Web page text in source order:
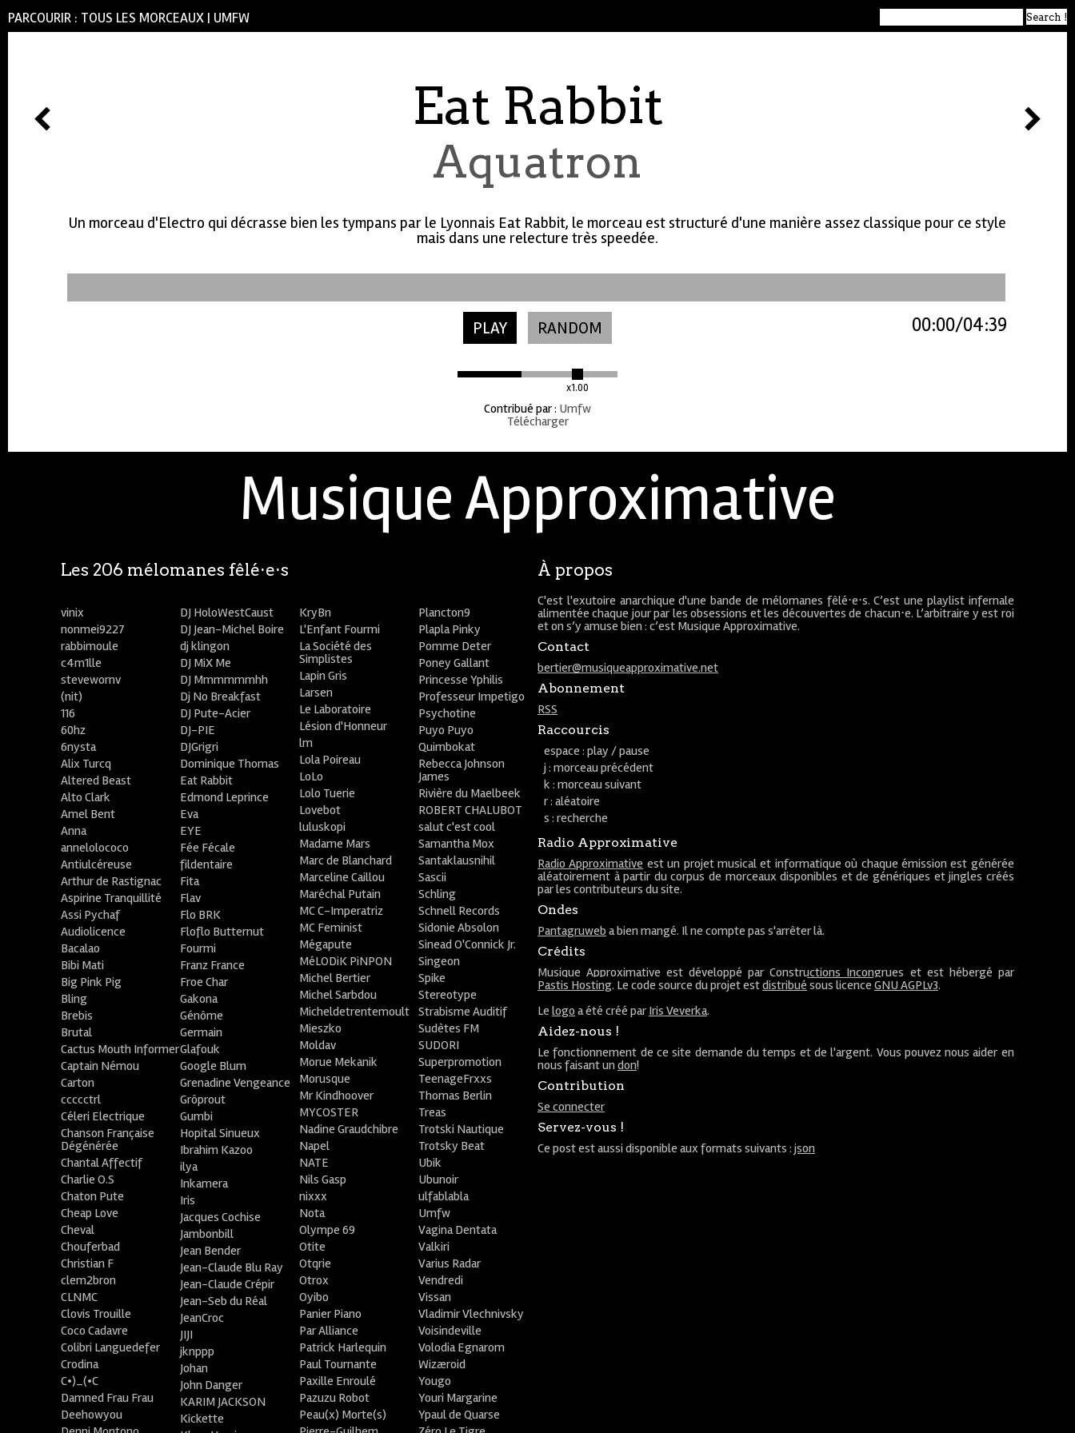
PARCOURIR : TOUS LES MORCEAUX | UMFW
Eat Rabbit
Aquatron
Un morceau d'Electro qui décrasse bien les tympans par le Lyonnais Eat Rabbit, le morceau est structuré d'une manière assez classique pour ce style
mais dans une relecture très speedée.
PLAY RANDOM
x1.00
04:39
00:00
Contribué par: Umfw
Télécharger
Musique Approximative
À propos
C'est l'exutoire anarchique d'une bande de mélomanes fêlé⋅e⋅s. C’est une playlist infernale
alimentée chaque jour par les obsessions et les découvertes de chacun⋅e. L’arbitraire y est roi
et on s’y amuse bien : c’est Musique Approximative.
Contact
bertier@musiqueapproximative.net
Abonnement
RSS
Raccourcis
espace : play / pause
j : morceau précédent
k : morceau suivant
r : aléatoire
s : recherche
Radio Approximative
Radio Approximative est un projet musical et informatique où chaque émission est générée
aléatoirement à partir du corpus de morceaux disponibles et de génériques et jingles créés
par les contributeurs du site.
Ondes
Pantagruweb a bien mangé. Il ne compte pas s'arrêter là.
Crédits
Musique Approximative est développé parConstructions Incongrues et est hébergé par
Pastis Hosting. Le code source du projet estdistribué sous licence GNU AGPLv3.
Le logo a été créé par Iris Veverka.
Aidez-nous !
Le fonctionnement de ce site demande du temps et de l'argent. Vous pouvez nous aider en
nous faisant undon!
Contribution
Se connecter
Servez-vous !
Ce post est aussi disponible aux formats suivants : json
Les 206 mélomanes fêlé⋅e⋅s
vinix
nonmei9227
rabbimoule
c4m1lle
stevewornv
(nit)
116
60hz
6nysta
Alix Turcq
Altered Beast
Alto Clark
Amel Bent
Anna
annelolococo
Antiulcéreuse
Arthur de Rastignac
Aspirine Tranquillité
Assi Pychaf
Audiolicence
Bacalao
Bibi Mati
Big Pink Pig
Bling
Brebis
Brutal
Cactus Mouth Informer
Captain Némou
Carton
ccccctrl
Céleri Electrique
Chanson Française
Dégénérée
Chantal Affectif
Charlie O.S
Chaton Pute
Cheap Love
Cheval
Chouferbad
Christian F
clem2bron
CLNMC
Clovis Trouille
Coco Cadavre
Colibri Languedefer
Crodina
C•)_(•C
Damned Frau Frau
Deehowyou
DJ HoloWestCaust
DJ Jean-Michel Boire
dj klingon
DJ MiX Me
DJ Mmmmmmhh
Dj No Breakfast
DJ Pute-Acier
DJ-PIE
DJGrigri
Dominique Thomas
Eat Rabbit
Edmond Leprince
Eva
EYE
Fée Fécale
fildentaire
Fita
Flav
Flo BRK
Floflo Butternut
Fourmi
Franz France
Froe Char
Gakona
Génôme
Germain
Glafouk
Google Blum
Grenadine Vengeance
Grôprout
Gumbi
Hopital Sinueux
Ibrahim Kazoo
ilya
Inkamera
Iris
Jacques Cochise
Jambonbill
Jean Bender
Jean-Claude Blu Ray
Jean-Claude Crépir
Jean-Seb du Réal
JeanCroc
JIJI
jknppp
Johan
John Danger
KARIM JACKSON
Kickette
KryBn
L'Enfant Fourmi
La Société des
Simplistes
Lapin Gris
Larsen
Le Laboratoire
Lésion d'Honneur
lm
Lola Poireau
LoLo
Lolo Tuerie
Lovebot
luluskopi
Madame Mars
Marc de Blanchard
Marceline Caillou
Maréchal Putain
MC C-Imperatriz
MC Feminist
Mégapute
MéLODiK PiNPON
Michel Bertier
Michel Sarbdou
Micheldetrentemoult
Mieszko
Moldav
Morue Mekanik
Morusque
Mr Kindhoover
MYCOSTER
Nadine Graudchibre
Napel
NATE
Nils Gasp
nixxx
Nota
Olympe 69
Otite
Otqrie
Otrox
Oyibo
Panier Piano
Par Alliance
Patrick Harlequin
Paul Tournante
Paxille Enroulé
Pazuzu Robot
Peau(x) Morte(s)
Plancton9
Plapla Pinky
Pomme Deter
Poney Gallant
Princesse Yphilis
Professeur Impetigo
Psychotine
Puyo Puyo
Quimbokat
Rebecca Johnson
James
Rivière du Maelbeek
ROBERT CHALUBOT
salut c'est cool
Samantha Mox
Santaklausnihil
Sascii
Schling
Schnell Records
Sidonie Absolon
Sinead O'Connick Jr.
Singeon
Spike
Stereotype
Strabisme Auditif
Sudètes FM
SUDORI
Superpromotion
TeenageFrxxs
Thomas Berlin
Treas
Trotski Nautique
Trotsky Beat
Ubik
Ubunoir
ulfablabla
Umfw
Vagina Dentata
Valkiri
Varius Radar
Vendredi
Vissan
Vladimir Vlechnivsky
Voisindeville
Volodia Egnarom
Wizæroid
Yougo
Youri Margarine
Ypaul de Quarse